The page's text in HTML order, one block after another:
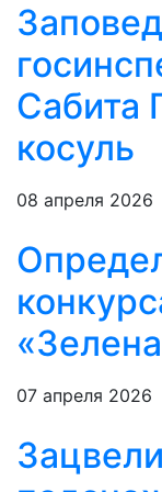
Сабита
косуль
08 апреля 2026
07 апреля 2026